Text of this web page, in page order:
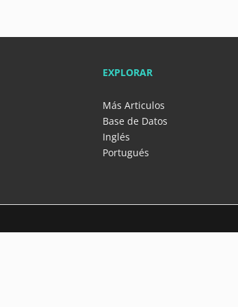
EXPLORAR
Más Articulos
Base de Datos
Inglés
Portugués